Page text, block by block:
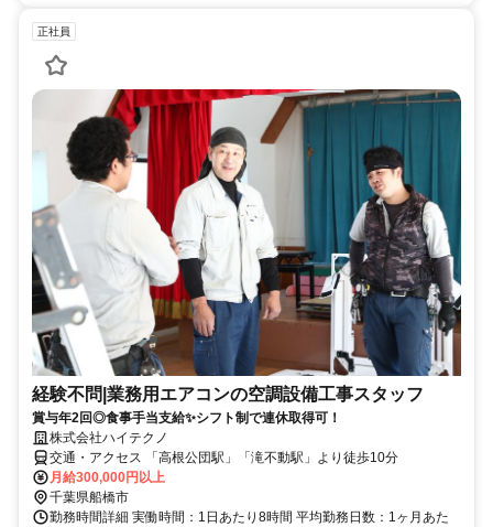
正社員
経験不問|業務用エアコンの空調設備工事スタッフ
賞与年2回◎食事手当支給✨シフト制で連休取得可！
株式会社ハイテクノ
交通・アクセス 「高根公団駅」「滝不動駅」より徒歩10分
月給300,000円以上
千葉県船橋市
勤務時間詳細 実働時間：1日あたり8時間 平均勤務日数：1ヶ月あた